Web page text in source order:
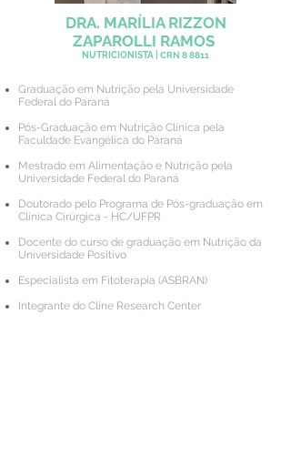
DRA. MARÍLIA RIZZON
ZAPAROLLI RAMOS
NUTRICIONISTA | CRN 8 8811
Graduação em Nutrição pela Universidade
Federal do Paraná
Pós-Graduação em Nutrição Clínica pela
Faculdade Evangélica do Paraná
Mestrado em Alimentação e Nutrição pela
Universidade Federal do Paraná
Doutorado pelo Programa de Pós-graduação em
Clínica Cirúrgica - HC/UFPR
Docente do curso de graduação em Nutrição da
Universidade Positivo
Especialista em Fitoterapia (ASBRAN)
Integrante do Cline Research Center